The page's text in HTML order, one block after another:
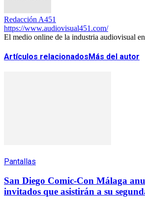
Redacción A451
https://www.audiovisual451.com/
El medio online de la industria audiovisual
Artículos relacionadosMás del autor
Pantallas
San Diego Comic-Con Málaga
invitados que asistirán a su